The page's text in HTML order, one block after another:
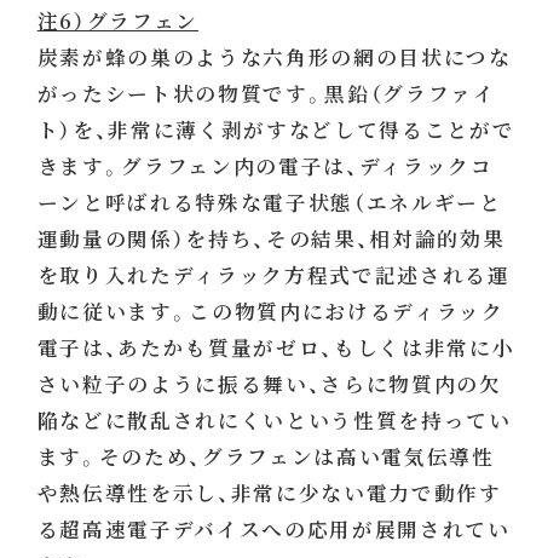
注6）グラフェン
炭素が蜂の巣のような六角形の網の目状につな
がったシート状の物質です。黒鉛（グラファイ
ト）を、非常に薄く剥がすなどして得ることがで
きます。グラフェン内の電子は、ディラックコ
ーンと呼ばれる特殊な電子状態（エネルギーと
運動量の関係）を持ち、その結果、相対論的効果
を取り入れたディラック方程式で記述される運
動に従います。この物質内におけるディラック
電子は、あたかも質量がゼロ、もしくは非常に小
さい粒子のように振る舞い、さらに物質内の欠
陥などに散乱されにくいという性質を持ってい
ます。そのため、グラフェンは高い電気伝導性
や熱伝導性を示し、非常に少ない電力で動作す
る超高速電子デバイスへの応用が展開されてい